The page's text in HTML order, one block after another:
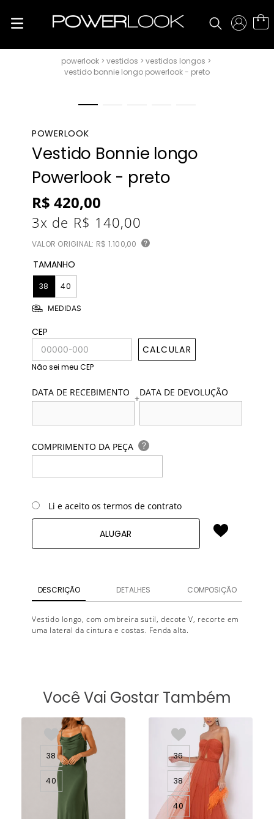
vestidos
vestidos longos
vestido bonnie longo powerlook - preto
POWERLOOK
Vestido Bonnie longo
Powerlook - preto
R$ 420,00
3x de R$ 140,00
VALOR ORIGINAL: R$ 1.100,00 ?
TAMANHO
38 40
MEDIDAS
CEP
CALCULAR
Não sei meu CEP
DATA DE RECEBIMENTO +DATA DE DEVOLUÇÃO
COMPRIMENTO DA PEÇA ?
Li e aceito os termos de contrato
ALUGAR
DESCRIÇÃO DETALHES COMPOSIÇÃO
Vestido longo, com ombreira sutil, decote V, recorte em
uma lateral da cintura e costas. Fenda alta.
Você Vai Gostar Também
38
40
36
38
40